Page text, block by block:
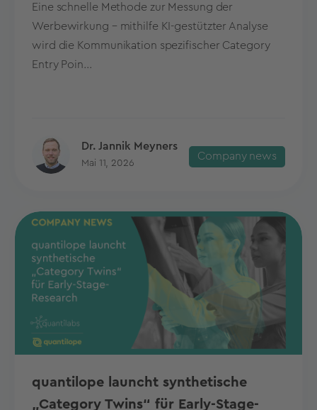
Eine schnelle Methode zur Messung der
Werbewirkung – mithilfe KI-gestützter Analyse
wird die Kommunikation spezifischer Category
Entry Poin...
Dr. Jannik Meyners
Mai 11, 2026
Company news
quantilope launcht synthetische
„Category Twins“ für Early-Stage-